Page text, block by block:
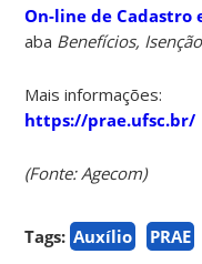
On-line de Cadastro
aba Benefícios,
Mais informações:
https://prae.ufsc.br/
(Fonte: Agecom)
Tags: Auxílio PRAE